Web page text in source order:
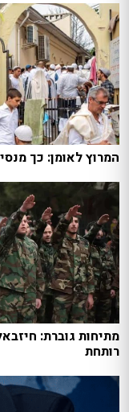
המרוץ לאומן: כך
מתיחות גוברת:
רותחת